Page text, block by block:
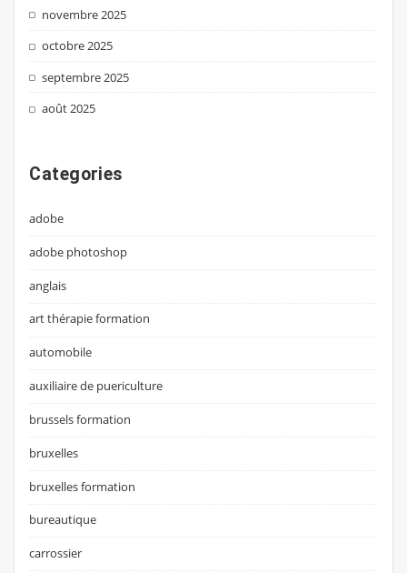
novembre 2025
octobre 2025
septembre 2025
août 2025
Categories
adobe
adobe photoshop
anglais
art thérapie formation
automobile
auxiliaire de puericulture
brussels formation
bruxelles
bruxelles formation
bureautique
carrossier